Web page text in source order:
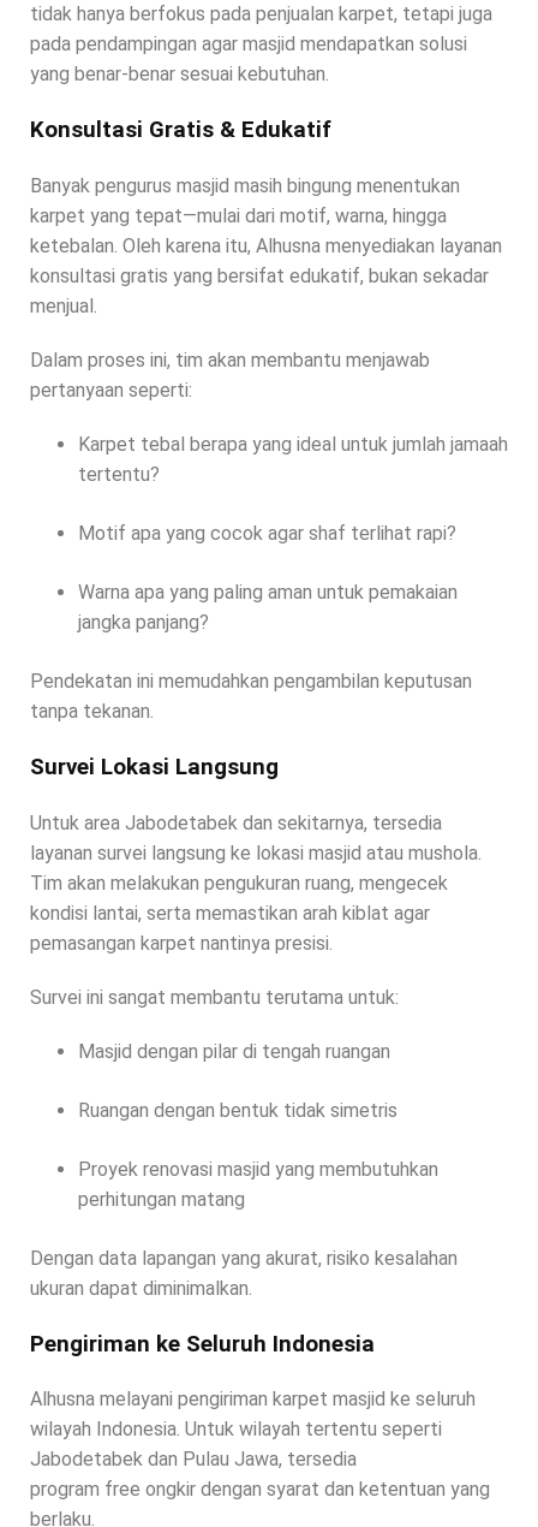
tidak hanya berfokus pada penjualan karpet, tetapi juga
pada pendampingan agar masjid mendapatkan solusi
yang benar-benar sesuai kebutuhan.
Konsultasi Gratis & Edukatif
Banyak pengurus masjid masih bingung menentukan
karpet yang tepat—mulai dari motif, warna, hingga
ketebalan. Oleh karena itu, Alhusna menyediakan layanan
konsultasi gratis yang bersifat edukatif, bukan sekadar
menjual.
Dalam proses ini, tim akan membantu menjawab
pertanyaan seperti:
Karpet tebal berapa yang ideal untuk jumlah jamaah
tertentu?
Motif apa yang cocok agar shaf terlihat rapi?
Warna apa yang paling aman untuk pemakaian
jangka panjang?
Pendekatan ini memudahkan pengambilan keputusan
tanpa tekanan.
Survei Lokasi Langsung
Untuk area Jabodetabek dan sekitarnya, tersedia
layanan survei langsung ke lokasi masjid atau mushola.
Tim akan melakukan pengukuran ruang, mengecek
kondisi lantai, serta memastikan arah kiblat agar
pemasangan karpet nantinya presisi.
Survei ini sangat membantu terutama untuk:
Masjid dengan pilar di tengah ruangan
Ruangan dengan bentuk tidak simetris
Proyek renovasi masjid yang membutuhkan
perhitungan matang
Dengan data lapangan yang akurat, risiko kesalahan
ukuran dapat diminimalkan.
Pengiriman ke Seluruh Indonesia
Alhusna melayani pengiriman karpet masjid ke seluruh
wilayah Indonesia. Untuk wilayah tertentu seperti
Jabodetabek dan Pulau Jawa, tersedia
program free ongkir dengan syarat dan ketentuan yang
berlaku.